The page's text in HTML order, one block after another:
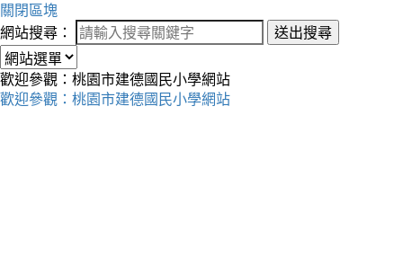
關閉區塊
網站搜尋：
送出搜尋
歡迎參觀：桃園市建德國民小學網站
歡迎參觀：桃園市建德國民小學網站